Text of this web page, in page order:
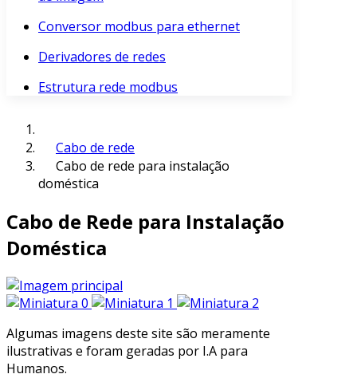
Conversor modbus para ethernet
Derivadores de redes
Estrutura rede modbus
Cabo de rede
Cabo de rede para instalação
doméstica
Cabo de Rede para Instalação
Doméstica
Algumas imagens deste site são meramente
ilustrativas e foram geradas por I.A para
Humanos.